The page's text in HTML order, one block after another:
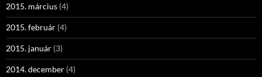
2015. március (4)
2015. február (4)
2015. január (3)
2014. december (4)